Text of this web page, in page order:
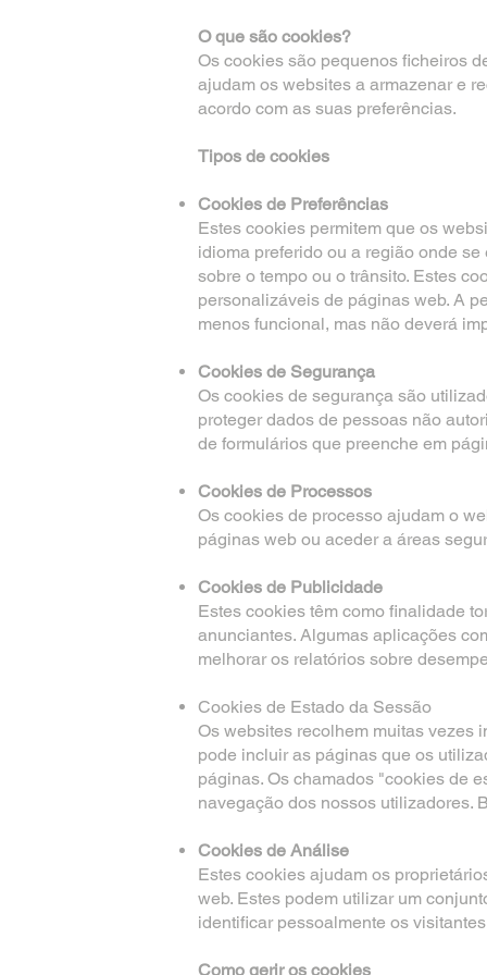
O que são cookies?
Os cookies são pequenos ficheiros
ajudam os websites a armazenar e
acordo com as suas preferências.
Tipos de cookies
Cookies de Preferências
Estes cookies permitem que os
idioma preferido ou a região onde
sobre o tempo ou o trânsito. Estes
personalizáveis de páginas web. A
menos funcional, mas não deverá
Cookies de Segurança
Os cookies de segurança são
proteger dados de pessoas não
de formulários que preenche em
Cookies de Processos
Os cookies de processo ajudam o
páginas web ou aceder a áreas
Cookies de Publicidade
Estes cookies têm como finalidade
anunciantes. Algumas aplicações
melhorar os relatórios sobre
Cookies de Estado da Sessão
Os websites recolhem muitas vezes
pode incluir as páginas que os
páginas. Os chamados "cookies de
navegação dos nossos utilizadores.
Cookies de Análise
Estes cookies ajudam os
web. Estes podem utilizar um
identificar pessoalmente os
Como gerir os cookies